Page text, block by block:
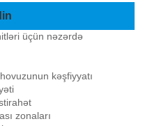
üçün nəzərdə
kəşfiyyatı
zonaları